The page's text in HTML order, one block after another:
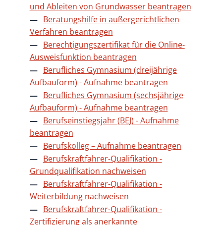
und Ableiten von Grundwasser beantragen
Beratungshilfe in außergerichtlichen
Verfahren beantragen
Berechtigungszertifikat für die Online-
Ausweisfunktion beantragen
Berufliches Gymnasium (dreijährige
Aufbauform) - Aufnahme beantragen
Berufliches Gymnasium (sechsjährige
Aufbauform) - Aufnahme beantragen
Berufseinstiegsjahr (BEJ) - Aufnahme
beantragen
Berufskolleg – Aufnahme beantragen
Berufskraftfahrer-Qualifikation -
Grundqualifikation nachweisen
Berufskraftfahrer-Qualifikation -
Weiterbildung nachweisen
Berufskraftfahrer-Qualifikation -
Zertifizierung als anerkannte